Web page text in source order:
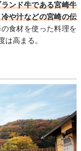
ンド牛である宮崎牛
や汁などの宮崎の伝
食材を使った料理を
は高まる。